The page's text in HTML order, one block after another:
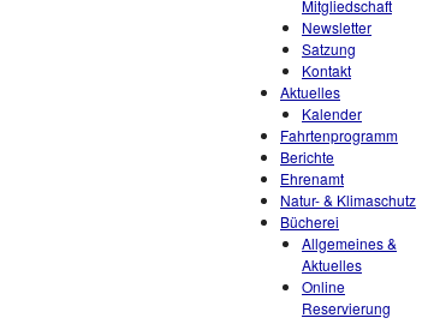
Mitgliedschaft
Newsletter
Satzung
Kontakt
Aktuelles
Kalender
Fahrtenprogramm
Berichte
Ehrenamt
Natur- & Klimaschutz
Bücherei
Allgemeines &
Aktuelles
Online
Reservierung